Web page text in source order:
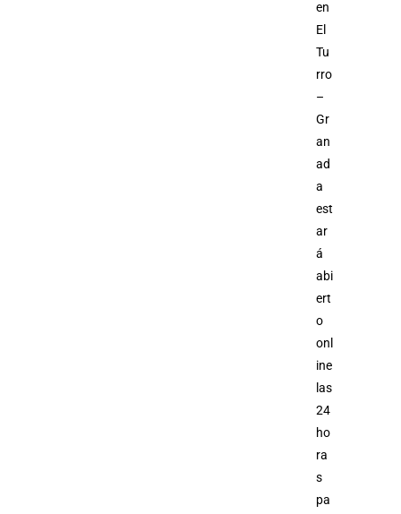
en
El
Tu
rro
–
Gr
an
ad
a
est
ar
á
abi
ert
o
onl
ine
las
24
ho
ra
s
pa